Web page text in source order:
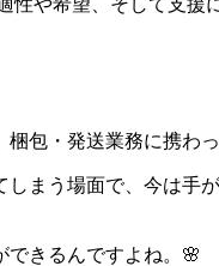
性や希望、そして支援
包・発送業務に携わっ
まう場面で、今は手
きるんですよね。🌸